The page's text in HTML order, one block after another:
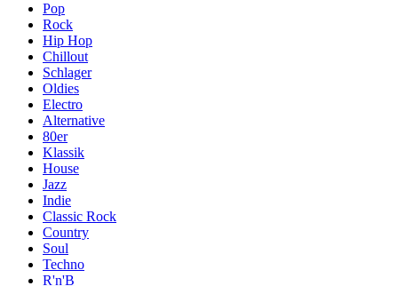
Pop
Rock
Hip Hop
Chillout
Schlager
Oldies
Electro
Alternative
80er
Klassik
House
Jazz
Indie
Classic Rock
Country
Soul
Techno
R'n'B